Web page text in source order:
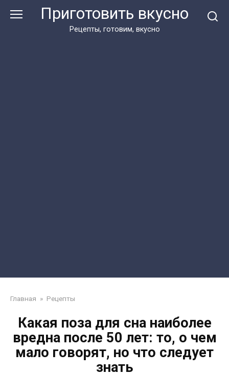
Приготовить вкусно
Рецепты, готовим, вкусно
Главная » Рецепты
Какая поза для сна наиболее
вредна после 50 лет: то, о чем
мало говорят, но что следует
знать